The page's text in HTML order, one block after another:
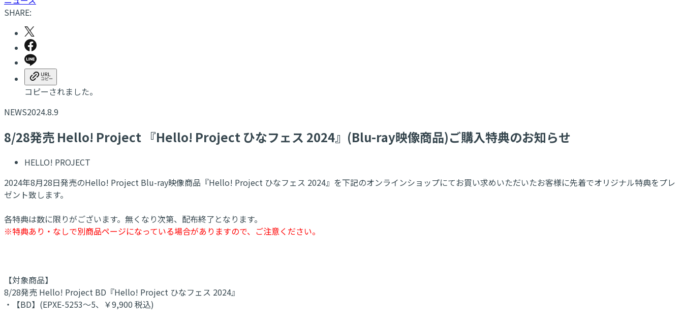
SHARE:
コピーされました。
NEWS2024.8.9
8/28発売 Hello! Project 『Hello! Project ひなフェス 2024』(Blu-ray映像商品)ご購入特典のお知らせ
HELLO! PROJECT
2024年8月28日発売のHello! Project Blu-ray映像商品『Hello! Project ひなフェス 2024』を下記のオンラインショップにてお買い求めいただいたお客様に先着でオリジナル特典をプレ
ゼント致します。
各特典は数に限りがございます。無くなり次第、配布終了となります。
※特典あり・なしで別商品ページになっている場合がありますので、ご注意ください。
【対象商品】
8/28発売 Hello! Project BD『Hello! Project ひなフェス 2024』
・【BD】(EPXE-5253～5、￥9,900 税込)